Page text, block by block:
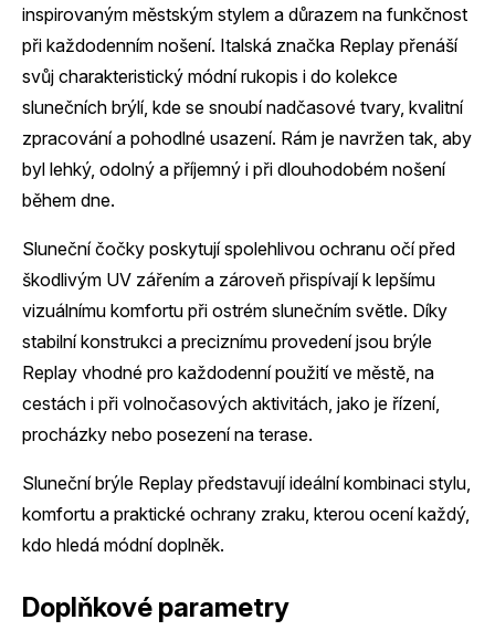
inspirovaným městským stylem a důrazem na funkčnost
při každodenním nošení. Italská značka Replay přenáší
svůj charakteristický módní rukopis i do kolekce
slunečních brýlí, kde se snoubí nadčasové tvary, kvalitní
zpracování a pohodlné usazení. Rám je navržen tak, aby
byl lehký, odolný a příjemný i při dlouhodobém nošení
během dne.
Sluneční čočky poskytují spolehlivou ochranu očí před
škodlivým UV zářením a zároveň přispívají k lepšímu
vizuálnímu komfortu při ostrém slunečním světle. Díky
stabilní konstrukci a preciznímu provedení jsou brýle
Replay vhodné pro každodenní použití ve městě, na
cestách i při volnočasových aktivitách, jako je řízení,
procházky nebo posezení na terase.
Sluneční brýle Replay představují ideální kombinaci stylu,
komfortu a praktické ochrany zraku, kterou ocení každý,
kdo hledá módní doplněk.
Doplňkové parametry